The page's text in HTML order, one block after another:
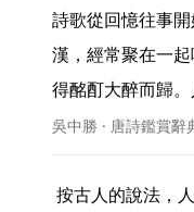
詩歌從回憶往事
漢，經常聚在一
得酩酊大醉而歸
吳中勝 · 唐詩鑑賞辭